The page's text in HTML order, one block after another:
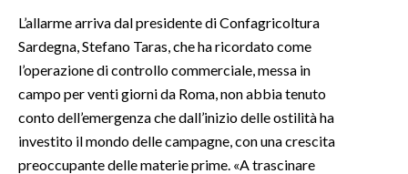
L’allarme arriva dal presidente di Confagricoltura
Sardegna, Stefano Taras, che ha ricordato come
l’operazione di controllo commerciale, messa in
campo per venti giorni da Roma, non abbia tenuto
conto dell’emergenza che dall’inizio delle ostilità ha
investito il mondo delle campagne, con una crescita
preoccupante delle materie prime. «A trascinare